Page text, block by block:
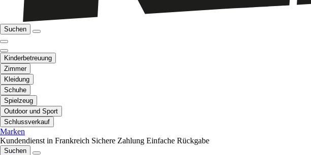
Suchen
Kinderbetreuung
Zimmer
Kleidung
Schuhe
Spielzeug
Outdoor und Sport
Schlussverkauf
Marken
Kundendienst in Frankreich Sichere Zahlung Einfache Rückgabe
Suchen